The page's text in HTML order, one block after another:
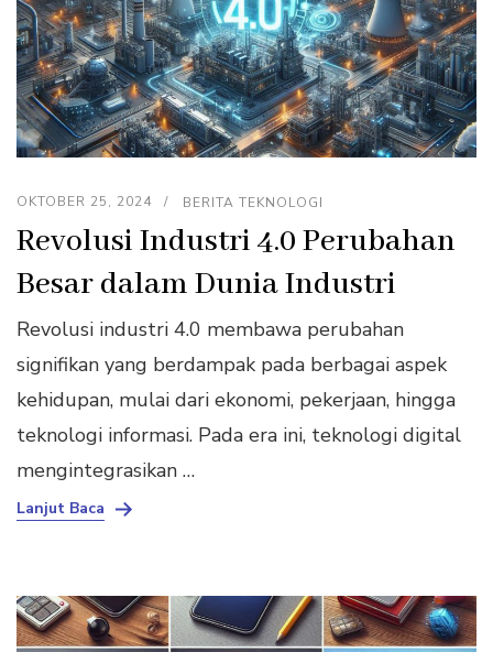
OKTOBER 25, 2024 BERITA TEKNOLOGI
Revolusi Industri 4.0 Perubahan
Besar dalam Dunia Industri
Revolusi industri 4.0 membawa perubahan
signifikan yang berdampak pada berbagai aspek
kehidupan, mulai dari ekonomi, pekerjaan, hingga
teknologi informasi. Pada era ini, teknologi digital
mengintegrasikan …
Lanjut Baca